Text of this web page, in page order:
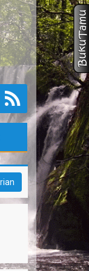
Masukan kode